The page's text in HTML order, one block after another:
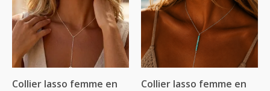
Collier lasso femme en
Collier lasso femme en